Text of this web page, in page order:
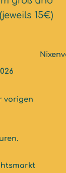
15€)
vorigen